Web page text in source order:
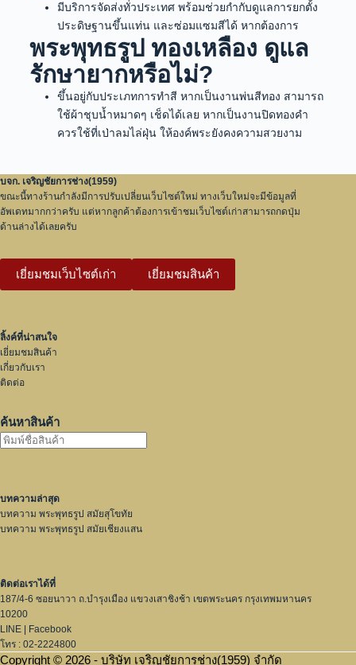
มีบริการจัดส่งทั่วประเทศ พร้อมช่วยกำกับดูแลการยกตั้ง
ประดิษฐานขึ้นแท่น และซ่อมแซมสีได้ หากต้องการ
พระพุทธรูป ทองเหลือง ดูแล
รักษายากหรือไม่?
ขึ้นอยู่กับประเภทการทำสี หากเป็นงานพ่นสีทอง สามารถ
ใช้ผ้าชุบน้ำหมาดๆ เช็ดได้เลย หากเป็นงานปิดทองคำ
ควรใช้ที่เป่าลมไล่ฝุ่น ให้องค์พระยังคงความสวยงาม
บจก. เจริญชัยการช่าง(1959)
ขณะนี้ทางร้านกำลังมีการปรับเปลี่ยนเว็บไซต์ใหม่ ทางเว็บใหม่จะมีข้อมูลที่
อัพเดทมากกว่าครับ แต่หากลูกค้าต้องการเข้าชมเว็บไซต์เก่าสามารถกดปุ่ม
ด้านล่างได้เลยครับ
เยี่ยมชมเว็บไซต์เก่า เยี่ยมชมสินค้า
ลิ้งค์ที่น่าสนใจ
เยี่ยมชมสินค้า
เกี่ยวกับเรา
ติดต่อ
ค้นหาสินค้า
บทความล่าสุด
บทความ พระพุทธรูป สมัยสุโขทัย
บทความ พระพุทธรูป สมัยเชียงแสน
ติดต่อเราได้ที่
187/4-6 ซอยนาวา ถ.บำรุงเมือง แขวงเสาชิงช้า เขตพระนคร กรุงเทพมหานคร
10200
LINE | Facebook
โทร : 02-2224800
Copyright © 2026 - บริษัท เจริญชัยการช่าง(1959) จำกัด